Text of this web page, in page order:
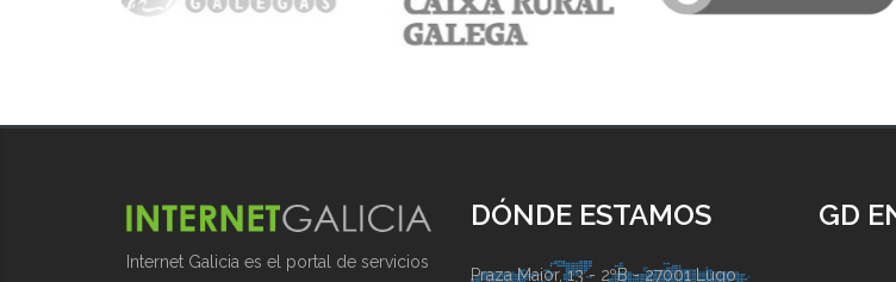
Internet Galicia es el portal de servicios
DÓNDE ESTAMOS
Praza Maior, 13 - 2ºB - 27001 Lugo
GD